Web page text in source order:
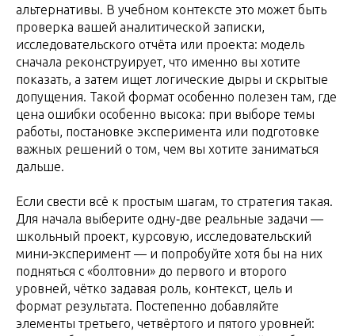
альтернативы. В учебном контексте это может быть
проверка вашей аналитической записки,
исследовательского отчёта или проекта: модель
сначала реконструирует, что именно вы хотите
показать, а затем ищет логические дыры и скрытые
допущения. Такой формат особенно полезен там, где
цена ошибки особенно высока: при выборе темы
работы, постановке эксперимента или подготовке
важных решений о том, чем вы хотите заниматься
дальше.
Если свести всё к простым шагам, то стратегия такая.
Для начала выберите одну‑две реальные задачи —
школьный проект, курсовую, исследовательский
мини‑эксперимент — и попробуйте хотя бы на них
подняться с «болтовни» до первого и второго
уровней, чётко задавая роль, контекст, цель и
формат результата. Постепенно добавляйте
элементы третьего, четвёртого и пятого уровней: